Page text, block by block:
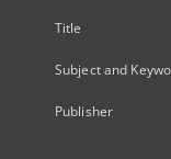
Title
Subject and
Publisher